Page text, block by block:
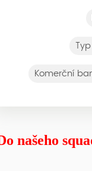
Komerční
našeho